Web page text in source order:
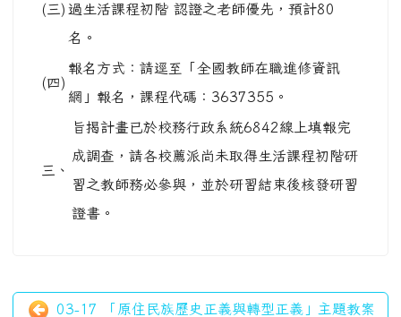
(三) 過生活課程初階 認證之老師優先，預計80
名。
(四)
報名方式：請逕至「全國教師在職進修資訊
網」報名，課程代碼：3637355。
三、
旨揭計畫已於校務行政系統6842線上填報完
成調查，請各校薦派尚未取得生活課程初階研
習之教師務必參與，並於研習結束後核發研習
證書。
03-17 「原住民族歷史正義與轉型正義」主題教案